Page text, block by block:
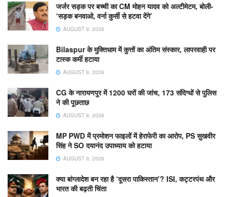
जर्जर सड़क पर बच्ची का CM मोहन यादव को अल्टीमेटम, बोली-
‘सड़क बनवाओ, वर्ना कुर्सी से हटवा देंगे’
AUGUST 9, 2026
Bilaspur के मुक्तिधाम में कुत्तों का अंतिम संस्कार, लापरवाही पर
टास्क कर्मी हटाया
AUGUST 9, 2026
CG के नारायणपुर में 1200 घरों की जांच, 173 संदिग्धों से पुलिस
ने की पूछताछ
AUGUST 9, 2026
MP PWD में प्रमोशन फाइलों में हेराफेरी का आरोप, PS सुखवीर
सिंह ने SO दयानंद उपाध्याय को हटाया
AUGUST 9, 2026
क्या बांग्लादेश बन रहा है ‘दूसरा पाकिस्तान’? ISI, कट्टरपंथ और
भारत की बढ़ती चिंता